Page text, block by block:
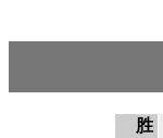
胜